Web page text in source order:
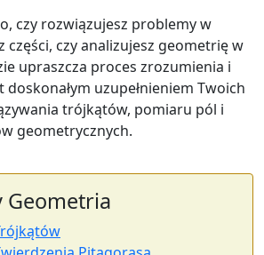
czy rozwiązujesz problemy w
części, czy analizujesz geometrię w
upraszcza proces zrozumienia i
doskonałym uzupełnieniem Twoich
trójkątów, pomiaru pól i
geometrycznych.
Geometria